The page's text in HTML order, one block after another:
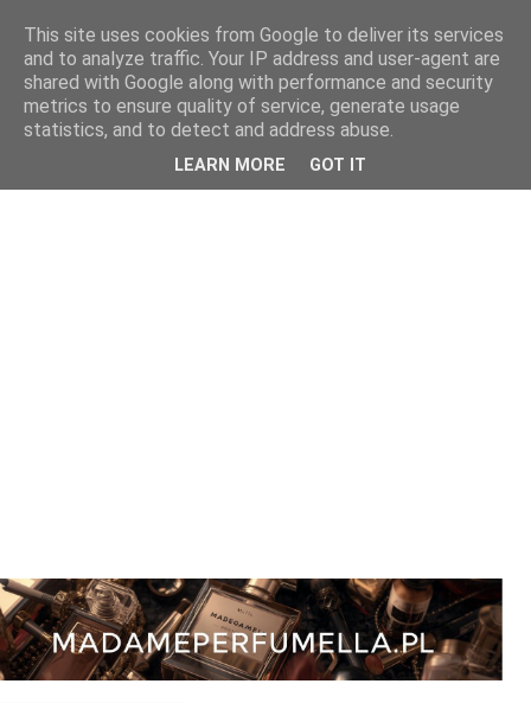
This site uses cookies from Google to deliver its services
and to analyze traffic. Your IP address and user-agent are
shared with Google along with performance and security
metrics to ensure quality of service, generate usage
statistics, and to detect and address abuse.
LEARN MORE GOT IT